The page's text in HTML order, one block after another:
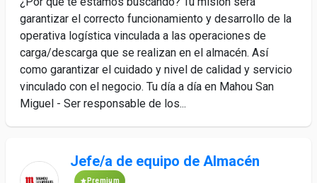
garantizar el correcto funcionamiento y desarrollo de la
operativa logística vinculada a las operaciones de
carga/descarga que se realizan en el almacén. Así
como garantizar el cuidado y nivel de calidad y servicio
vinculado con el negocio. Tu día a día en Mahou San
Miguel - Ser responsable de los...
Jefe/a de equipo de Almacén
Premium